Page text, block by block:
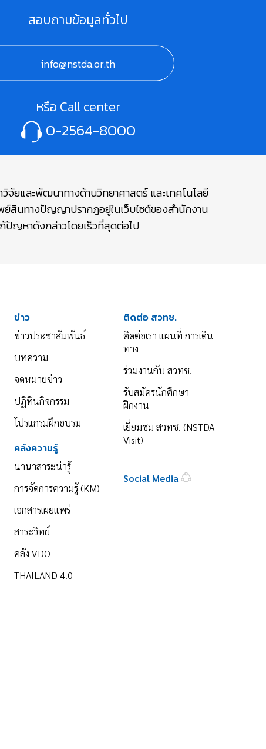
สอบถามข้อมูลทั่วไป
info@nstda.or.th
หรือ Call center
0-2564-8000
ยและพัฒนาทางด้านวิทยาศาสตร์ และเทคโนโลยี
ย์สินทางปัญญาปรากฏอยู่ในเว็บไซต์ของสำนักงาน
ปัญหาดังกล่าวโดยเร็วที่สุดต่อไป
ข่าว
ข่าวประชาสัมพันธ์
บทความ
จดหมายข่าว
ปฏิทินกิจกรรม
โปรแกรมฝึกอบรม
คลังความรู้
นานาสาระน่ารู้
การจัดการความรู้ (KM)
เอกสารเผยแพร่
สาระวิทย์
คลัง VDO
THAILAND 4.0
ติดต่อ สวทช.
ติดต่อเรา แผนที่ การเดิน
ทาง
ร่วมงานกับ สวทช.
รับสมัครนักศึกษา
ฝึกงาน
เยี่ยมชม สวทช. (NSTDA
Visit)
Social Media